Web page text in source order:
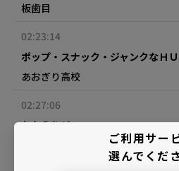
板歯目
02:23:14
ポップ・スナック・ジャンクなＨ
あおぎり高校
02:27:06
おかえりジョニー
ＡＳＩＡＮ ＫＵＮＧ－ＦＵ ＧＥ
ご利用サー
選んでくだ